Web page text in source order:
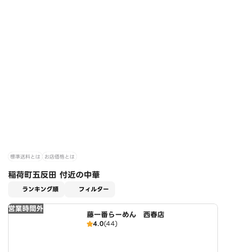
標準送料とは お店価格とは
稲荷町五反田 付近の中華
ランキング順 フィルター
営業時間外
藤一番らーめん 西春店
4.0(44)